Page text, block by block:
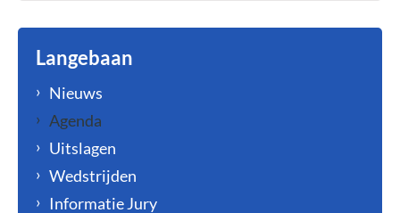
Langebaan
Nieuws
Agenda
Uitslagen
Wedstrijden
Informatie Jury